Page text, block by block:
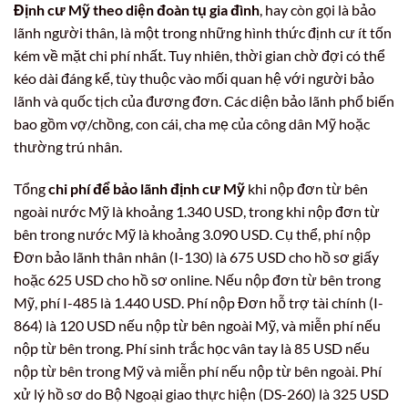
Định cư Mỹ theo diện đoàn tụ gia đình, hay còn gọi là bảo
lãnh người thân, là một trong những hình thức định cư ít tốn
kém về mặt chi phí nhất. Tuy nhiên, thời gian chờ đợi có thể
kéo dài đáng kể, tùy thuộc vào mối quan hệ với người bảo
lãnh và quốc tịch của đương đơn. Các diện bảo lãnh phổ biến
bao gồm vợ/chồng, con cái, cha mẹ của công dân Mỹ hoặc
thường trú nhân.
Tổngchi phí để bảo lãnh định cư Mỹ khi nộp đơn từ bên
ngoài nước Mỹ là khoảng 1.340 USD, trong khi nộp đơn từ
bên trong nước Mỹ là khoảng 3.090 USD. Cụ thể, phí nộp
Đơn bảo lãnh thân nhân (I-130) là 675 USD cho hồ sơ giấy
hoặc 625 USD cho hồ sơ online. Nếu nộp đơn từ bên trong
Mỹ, phí I-485 là 1.440 USD. Phí nộp Đơn hỗ trợ tài chính (I-
864) là 120 USD nếu nộp từ bên ngoài Mỹ, và miễn phí nếu
nộp từ bên trong. Phí sinh trắc học vân tay là 85 USD nếu
nộp từ bên trong Mỹ và miễn phí nếu nộp từ bên ngoài. Phí
xử lý hồ sơ do Bộ Ngoại giao thực hiện (DS-260) là 325 USD